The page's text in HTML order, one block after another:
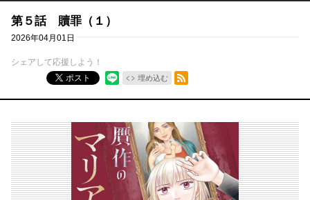
第５話 贖罪（１）
2026年04月01日
シェアして応援しよう！
ポスト
埋め込む
RSSフィード